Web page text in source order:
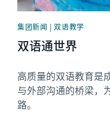
集团新闻 | 双语教学
双语通世界
高质量的双语教育是
与外部沟通的桥梁，
路。